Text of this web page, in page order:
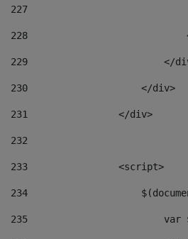
227
228
229
</
230
                    </div>
231
                </div>
232
233
                <script>
234
235
var